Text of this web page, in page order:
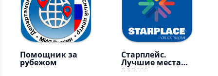
Помощник за
рубежом
Старплейс.
Лучшие места
рядом